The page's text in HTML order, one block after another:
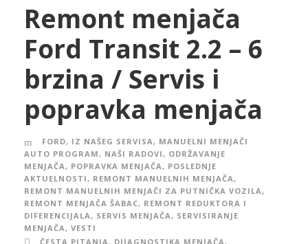
Remont menjača
Ford Transit 2.2 – 6
brzina / Servis i
popravka menjača
FORD, IZ NAŠEG SERVISA, MANUELNI MENJAČI
AUTO PROGRAM, NAŠI RADOVI, ODRŽAVANJE
MENJAČA, POPRAVKA MENJAČA, POSLEDNJE
AKTUELNOSTI, REMONT MANUELNIH MENJAČA,
REMONT MANUELNIH MENJAČI ZA PUTNIČKA VOZILA,
REMONT MENJAČA ŠABAC, REMONT REDUKTORA I
DIFERENCIJALA, SERVIS MENJAČA, SERVISIRANJE
MENJAČA, VESTI
ČESTA PITANJA , DIJAGNOSTIKA MENJAČA ,